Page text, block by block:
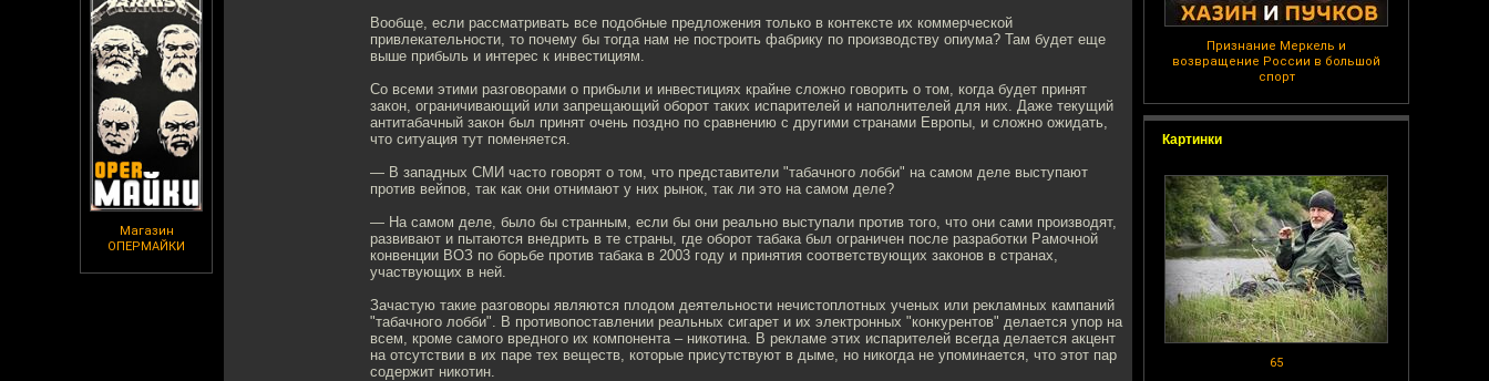
Магазин
ОПЕРМАЙКИ
Признание Меркель и
возвращение России в большой
спорт
Картинки
65
Вообще, если рассматривать все подобные предложения только в контексте их коммерческой
привлекательности, то почему бы тогда нам не построить фабрику по производству опиума? Там будет еще
выше прибыль и интерес к инвестициям.
Со всеми этими разговорами о прибыли и инвестициях крайне сложно говорить о том, когда будет принят
закон, ограничивающий или запрещающий оборот таких испарителей и наполнителей для них. Даже текущий
антитабачный закон был принят очень поздно по сравнению с другими странами Европы, и сложно ожидать,
что ситуация тут поменяется.
— В западных СМИ часто говорят о том, что представители "табачного лобби" на самом деле выступают
против вейпов, так как они отнимают у них рынок, так ли это на самом деле?
— На самом деле, было бы странным, если бы они реально выступали против того, что они сами производят,
развивают и пытаются внедрить в те страны, где оборот табака был ограничен после разработки Рамочной
конвенции ВОЗ по борьбе против табака в 2003 году и принятия соответствующих законов в странах,
участвующих в ней.
Зачастую такие разговоры являются плодом деятельности нечистоплотных ученых или рекламных кампаний
"табачного лобби". В противопоставлении реальных сигарет и их электронных "конкурентов" делается упор на
всем, кроме самого вредного их компонента – никотина. В рекламе этих испарителей всегда делается акцент
на отсутствии в их паре тех веществ, которые присутствуют в дыме, но никогда не упоминается, что этот пар
содержит никотин.